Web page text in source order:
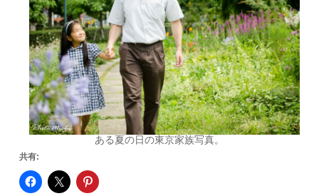
ある夏の日の東京家族写真。
共有: